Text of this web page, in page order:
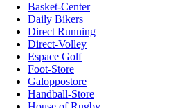
Basket-Center
Daily Bikers
Direct Running
Direct-Volley
Espace Golf
Foot-Store
Galoppostore
Handball-Store